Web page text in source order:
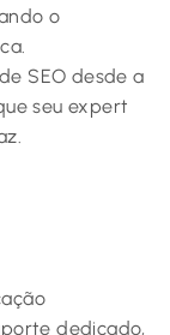
o
SEO desde a
seu expert
dedicado,